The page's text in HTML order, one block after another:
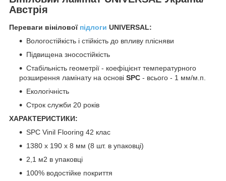
Австрія
Переваги вінілової підлоги UNIVERSAL:
Вологостійкість і стійкість до впливу плісняви
Підвищена зносостійкість
Стабільність геометрії - коефіцієнт температурного
розширення ламінату на основі SPC - всього - 1 мм/м.п.
Екологічність
Строк служби 20 років
ХАРАКТЕРИСТИКИ:
SPC Vinil Flooring 42 клас
1380 х 190 х 8 мм (8 шт. в упаковці)
2,1 м2 в упаковці
100% водостійке покриття